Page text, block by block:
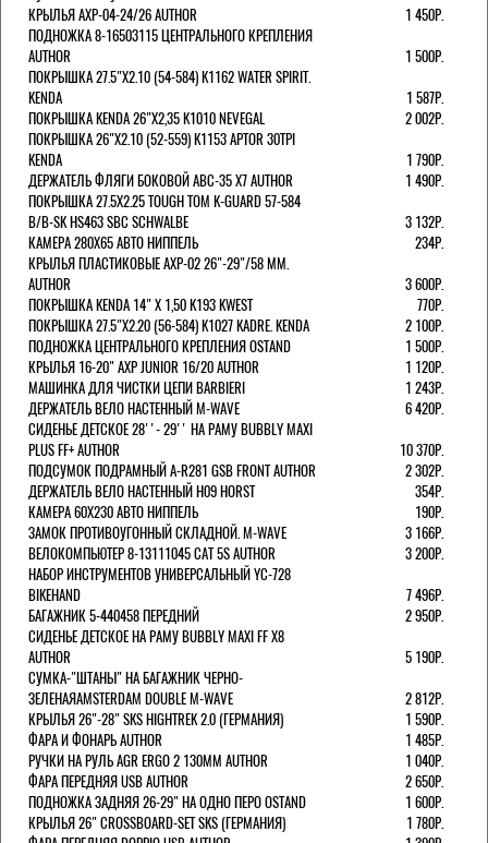
КРЫЛЬЯ AXP-04-24/26 AUTHOR
1 450Р.
ПОДНОЖКА 8-16503115 ЦЕНТРАЛЬНОГО КРЕПЛЕНИЯ
AUTHOR
1 500Р.
ПОКРЫШКА 27.5"Х2.10 (54-584) K1162 WATER SPIRIT.
KENDA
1 587Р.
ПОКРЫШКА KENDA 26"Х2,35 K1010 NEVEGAL
2 002Р.
ПОКРЫШКА 26"Х2.10 (52-559) K1153 APTOR 30TPI
KENDA
1 790Р.
ДЕРЖАТЕЛЬ ФЛЯГИ БОКОВОЙ ABC-35 X7 AUTHOR
1 490Р.
ПОКРЫШКА 27.5X2.25 TOUGH TOM K-GUARD 57-584
B/B-SK HS463 SBC SCHWALBE
3 132Р.
КАМЕРА 280Х65 АВТО НИППЕЛЬ
234Р.
КРЫЛЬЯ ПЛАСТИКОВЫЕ AXP-02 26"-29"/58 ММ.
AUTHOR
3 600Р.
ПОКРЫШКА KENDA 14" Х 1,50 K193 KWEST
770Р.
ПОКРЫШКА 27.5"Х2.20 (56-584) K1027 KADRE. KENDA
2 100Р.
ПОДНОЖКА ЦЕНТРАЛЬНОГО КРЕПЛЕНИЯ OSTAND
1 500Р.
КРЫЛЬЯ 16-20" AXP JUNIOR 16/20 AUTHOR
1 120Р.
МАШИНКА ДЛЯ ЧИСТКИ ЦЕПИ BARBIERI
1 243Р.
ДЕРЖАТЕЛЬ ВЕЛО НАСТЕННЫЙ M-WAVE
6 420Р.
СИДЕНЬЕ ДЕТСКОЕ 28''- 29'' НА РАМУ BUBBLY MAXI
PLUS FF+ AUTHOR
10 370Р.
ПОДСУМОК ПОДРАМНЫЙ A-R281 GSB FRONT AUTHOR
2 302Р.
ДЕРЖАТЕЛЬ ВЕЛО НАСТЕННЫЙ H09 HORST
354Р.
КАМЕРА 60X230 АВТО НИППЕЛЬ
190Р.
ЗАМОК ПРОТИВОУГОННЫЙ СКЛАДНОЙ. M-WAVE
3 166Р.
ВЕЛОКОМПЬЮТЕР 8-13111045 CAT 5S AUTHOR
3 200Р.
НАБОР ИНСТРУМЕНТОВ УНИВЕРСАЛЬНЫЙ YC-728
BIKEHAND
7 496Р.
БАГАЖНИК 5-440458 ПЕРЕДНИЙ
2 950Р.
СИДЕНЬЕ ДЕТСКОЕ НА РАМУ BUBBLY MAXI FF X8
AUTHOR
5 190Р.
СУМКА-"ШТАНЫ" НА БАГАЖНИК ЧЕРНО-
ЗЕЛЕНАЯAMSTERDAM DOUBLE M-WAVE
2 812Р.
КРЫЛЬЯ 26"-28" SKS HIGHTREK 2.0 (ГЕРМАНИЯ)
1 590Р.
ФАРА И ФОНАРЬ AUTHOR
1 485Р.
РУЧКИ НА РУЛЬ AGR ERGO 2 130ММ AUTHOR
1 040Р.
ФАРА ПЕРЕДНЯЯ USB AUTHOR
2 650Р.
ПОДНОЖКА ЗАДНЯЯ 26-29" НА ОДНО ПЕРО OSTAND
1 600Р.
КРЫЛЬЯ 26" CROSSBOARD-SET SKS (ГЕРМАНИЯ)
1 780Р.